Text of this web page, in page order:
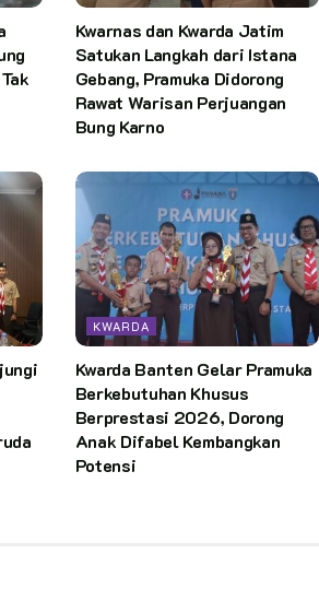
Kwarnas dan Kwarda Jatim
Satukan Langkah dari Istana
Gebang, Pramuka Didorong
Rawat Warisan Perjuangan
Bung Karno
KWARDA
Kwarda Banten Gelar Pramuka
Berkebutuhan Khusus
Berprestasi 2026, Dorong
Anak Difabel Kembangkan
Potensi